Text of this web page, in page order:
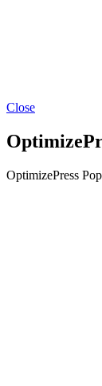
Close
OptimizePress